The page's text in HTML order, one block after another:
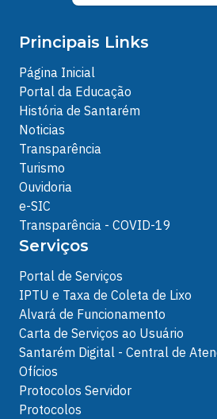
Principais Links
Página Inicial
Portal da Educação
História de Santarém
Noticias
Transparência
Turismo
Ouvidoria
e-SIC
Transparência - COVID-19
Serviços
Portal de Serviços
IPTU e Taxa de Coleta de Lixo
Alvará de Funcionamento
Carta de Serviços ao Usuário
Santarém Digital - Central de
Ofícios
Protocolos Servidor
Protocolos